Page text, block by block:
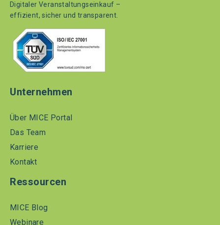
Digitaler Veranstaltungseinkauf –
effizient, sicher und transparent.
Unternehmen
Über MICE Portal
Das Team
Karriere
Kontakt
Ressourcen
MICE Blog
Webinare